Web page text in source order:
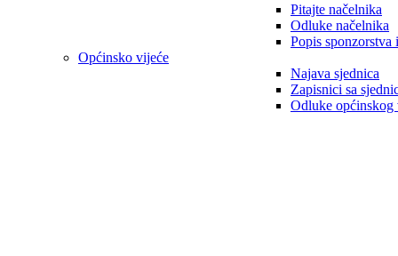
Pitajte načelnika
Odluke načelnika
Popis sponzorstva
Općinsko vijeće
Najava sjednica
Zapisnici sa
Odluke općinskog